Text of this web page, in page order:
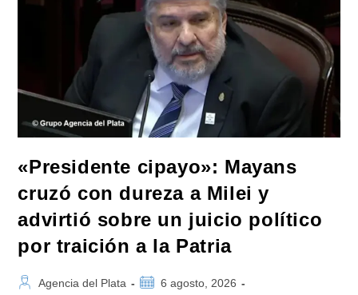
«Presidente cipayo»: Mayans
cruzó con dureza a Milei y
advirtió sobre un juicio político
por traición a la Patria
AutorAgencia del Plata
Publicación
6 agosto, 2026